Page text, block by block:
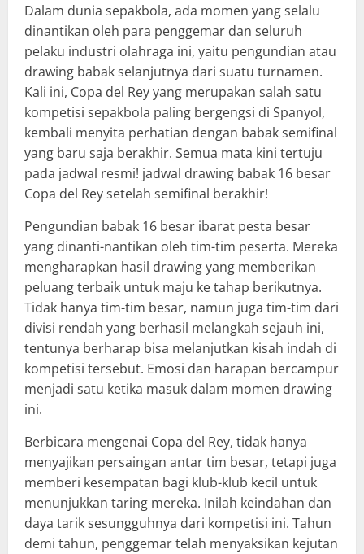
Dalam dunia sepakbola, ada momen yang selalu
dinantikan oleh para penggemar dan seluruh
pelaku industri olahraga ini, yaitu pengundian atau
drawing babak selanjutnya dari suatu turnamen.
Kali ini, Copa del Rey yang merupakan salah satu
kompetisi sepakbola paling bergengsi di Spanyol,
kembali menyita perhatian dengan babak semifinal
yang baru saja berakhir. Semua mata kini tertuju
pada jadwal resmi! jadwal drawing babak 16 besar
Copa del Rey setelah semifinal berakhir!
Pengundian babak 16 besar ibarat pesta besar
yang dinanti-nantikan oleh tim-tim peserta. Mereka
mengharapkan hasil drawing yang memberikan
peluang terbaik untuk maju ke tahap berikutnya.
Tidak hanya tim-tim besar, namun juga tim-tim dari
divisi rendah yang berhasil melangkah sejauh ini,
tentunya berharap bisa melanjutkan kisah indah di
kompetisi tersebut. Emosi dan harapan bercampur
menjadi satu ketika masuk dalam momen drawing
ini.
Berbicara mengenai Copa del Rey, tidak hanya
menyajikan persaingan antar tim besar, tetapi juga
memberi kesempatan bagi klub-klub kecil untuk
menunjukkan taring mereka. Inilah keindahan dan
daya tarik sesungguhnya dari kompetisi ini. Tahun
demi tahun, penggemar telah menyaksikan kejutan